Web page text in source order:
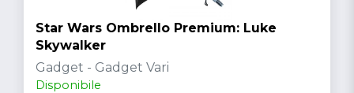
Star Wars Ombrello Premium: Luke
Skywalker
Gadget - Gadget Vari
Disponibile